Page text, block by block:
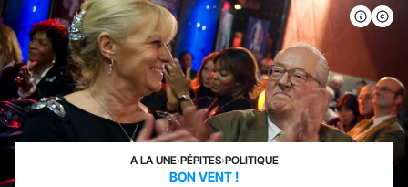
A LA UNE›PÉPITES›POLITIQUE
BON VENT !